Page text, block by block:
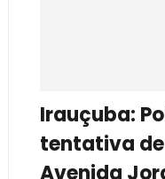
Irauçuba:
tentativa
Avenida